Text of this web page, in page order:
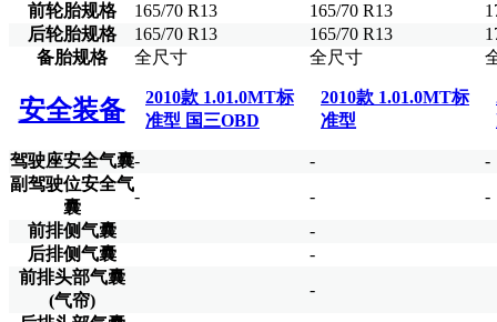
前轮胎规格
165/70 R13 165/70 R13
后轮胎规格
165/70 R13 165/70 R13
备胎规格
全尺寸 全尺寸
安全装备
2010款 1.01.0MT标
准型 国三OBD
2010款 1.01.0MT标
准型
驾驶座安全气囊- -
-
副驾驶位安全气
囊
- -
-
前排侧气囊
-
后排侧气囊
-
前排头部气囊
(气帘)
-